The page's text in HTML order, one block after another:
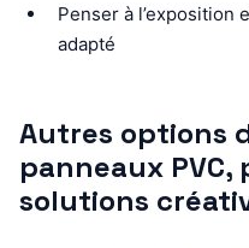
Penser à l’exposition
adapté
Autres options
panneaux
solutions